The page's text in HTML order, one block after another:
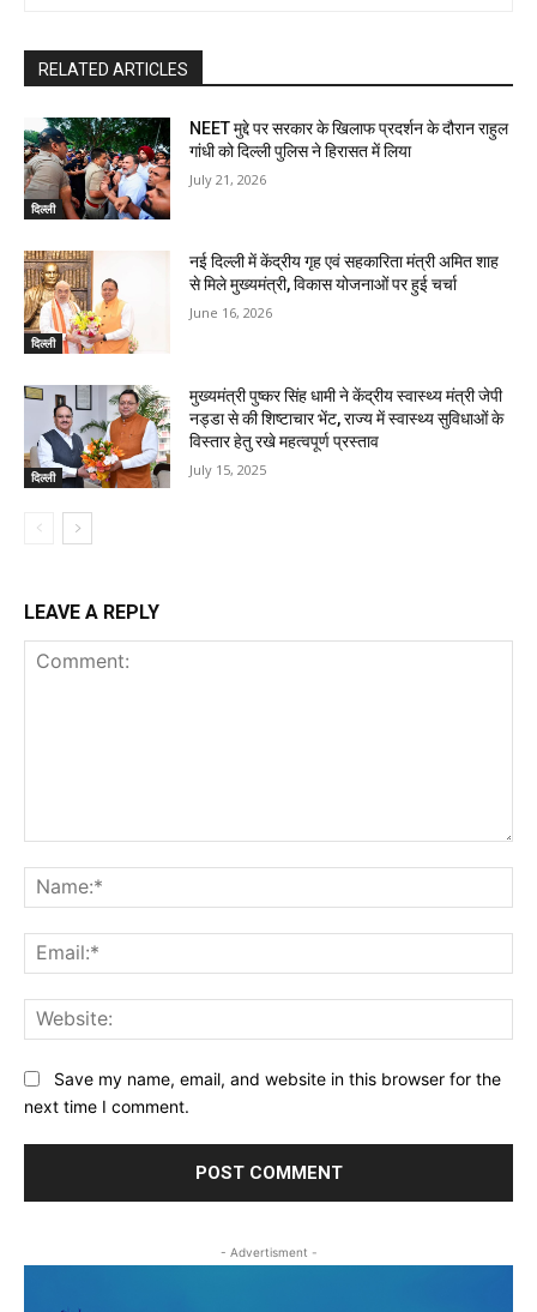
RELATED ARTICLES
दिल्ली
NEET मुद्दे पर सरकार के खिलाफ प्रदर्शन के दौरान राहुल
गांधी को दिल्ली पुलिस ने हिरासत में लिया
July 21, 2026
दिल्ली
नई दिल्ली में केंद्रीय गृह एवं सहकारिता मंत्री अमित शाह
से मिले मुख्यमंत्री, विकास योजनाओं पर हुई चर्चा
June 16, 2026
दिल्ली
मुख्यमंत्री पुष्कर सिंह धामी ने केंद्रीय स्वास्थ्य मंत्री जेपी
नड्डा से की शिष्टाचार भेंट, राज्य में स्वास्थ्य सुविधाओं के
विस्तार हेतु रखे महत्वपूर्ण प्रस्ताव
July 15, 2025
LEAVE A REPLY
Save my name, email, and website in this browser for the
next time I comment.
- Advertisment -